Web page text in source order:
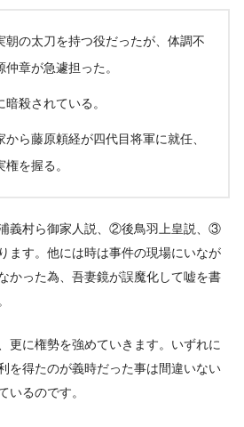
朝の太刀を持つ役だったが、体調不
章が急遽担った。
殺されている。
ら藤原頼経が四代目将軍に就任、
を握る。
義村ら御家人説、②後鳥羽上皇説、③
ます。他には時は事件の現場にいなが
かった為、吾妻鏡が誤魔化して嘘を書
更に権勢を強めていきます。いずれに
を得たのが義時だった事は間違いない
いるのです。